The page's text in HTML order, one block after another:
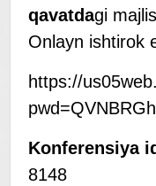
qavatdagi
Onlayn ishtirok
https://
Konferensiya
8148